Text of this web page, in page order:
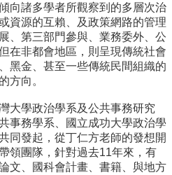
向諸多學者所觀察到的多層次治
資源的互賴、及政策網路的管理
、第三部門參與、業務委外、 公
在非都會地區， 則呈現傳統社會
黑金、 甚至一些傳統民間組織的
方向。
大學政治學系及公共事務研究
事務學系、國立成功大學政治學
同發起，從丁仁方老師的發想開
領團隊，針對過去11年來， 有
文、國科會計畫、書籍、 與地方